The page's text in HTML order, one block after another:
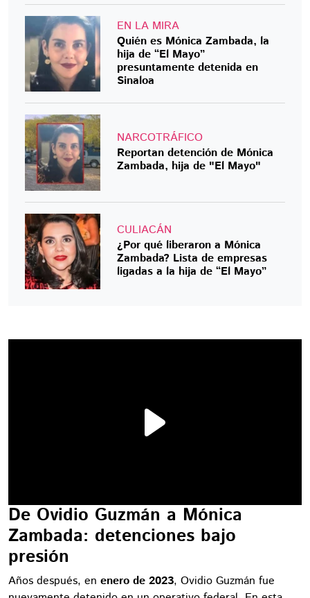
EN LA MIRA
Quién es Mónica Zambada, la
hija de “El Mayo”
presuntamente detenida en
Sinaloa
NARCOTRÁFICO
Reportan detención de Mónica
Zambada, hija de "El Mayo"
CULIACÁN
¿Por qué liberaron a Mónica
Zambada? Lista de empresas
ligadas a la hija de “El Mayo”
De Ovidio Guzmán a Mónica
Zambada: detenciones bajo
presión
Años después, en enero de 2023, Ovidio Guzmán fue